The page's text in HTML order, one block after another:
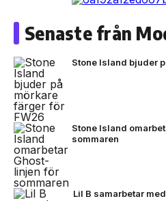
Senaste från
Stone Island bjuder
Stone Island
sommaren
Lil B samarbetar